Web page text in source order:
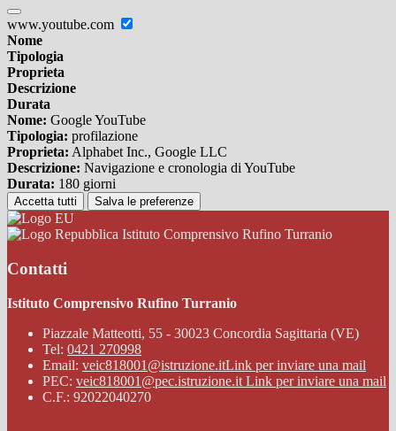
www.youtube.com
Nome
Tipologia
Proprieta
Descrizione
Durata
Nome: Google YouTube
Tipologia: profilazione
Proprieta: Alphabet Inc., Google LLC
Descrizione: Navigazione e cronologia di YouTube
Durata: 180 giorni
Accetta tutti Salva le preferenze
Istituto Comprensivo Rufino Turranio
Contatti
Istituto Comprensivo Rufino Turranio
Piazzale Matteotti, 55 - 30023 Concordia Sagittaria (VE)
Tel: 0421 270998
Email: veic818001@istruzione.itLink per inviare una mail
PEC: veic818001@pec.istruzione.it Link per inviare una mail
C.F.: 92022040270